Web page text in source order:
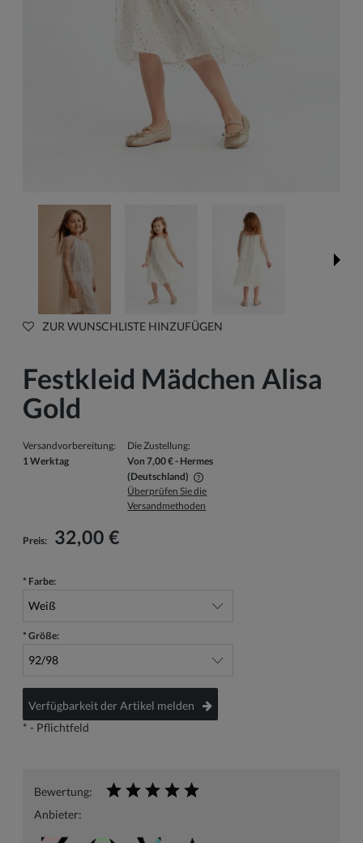
ZUR WUNSCHLISTE HINZUFÜGEN
Festkleid Mädchen Alisa
Gold
Versandvorbereitung:
1 Werktag
Die Zustellung:
Von 7,00 €- Hermes
(Deutschland)
Der Preis beinhaltet keine eventuellen Zahlungskosten
Überprüfen Sie die
Versandmethoden
Preis: 32,00 €
* Farbe:
* Größe:
Verfügbarkeit der Artikel melden
* - Pflichtfeld
Bewertung:
Anbieter: